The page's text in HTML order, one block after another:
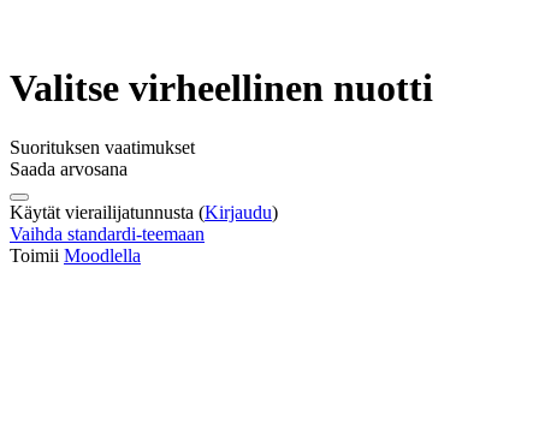
Valitse virheellinen nuotti
Suorituksen vaatimukset
Saada arvosana
Käytät vierailijatunnusta (Kirjaudu)
Vaihda standardi-teemaan
Toimii Moodlella